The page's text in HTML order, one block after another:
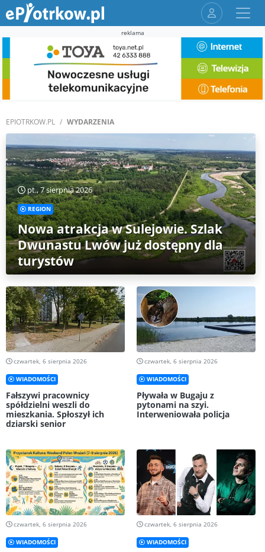
reklama
EPIOTRKOW.PL WYDARZENIA
pt., 7 sierpnia 2026
REGION
Nowa atrakcja w Sulejowie. Szlak
Dwunastu Lwów już dostępny dla
turystów
czwartek, 6 sierpnia 2026
WIADOMOŚCI
Fałszywi pracownicy
spółdzielni weszli do
mieszkania. Spłoszył ich
dziarski senior
czwartek, 6 sierpnia 2026
WIADOMOŚCI
Pływała w Bugaju z
pytonami na szyi.
Interweniowała policja
czwartek, 6 sierpnia 2026
WIADOMOŚCI
czwartek, 6 sierpnia 2026
WIADOMOŚCI